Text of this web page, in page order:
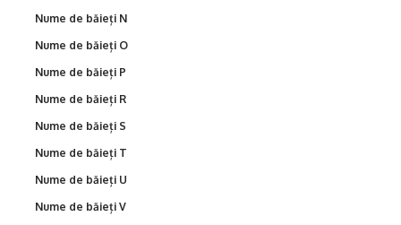
Nume de băieți N
Nume de băieți O
Nume de băieți P
Nume de băieți R
Nume de băieți S
Nume de băieți T
Nume de băieți U
Nume de băieți V